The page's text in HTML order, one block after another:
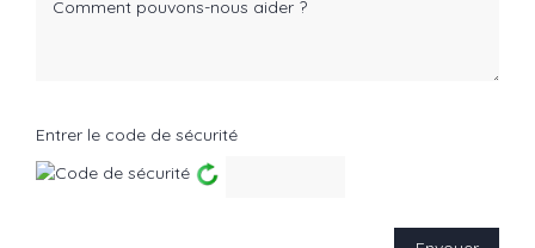
Entrer le code de sécurité